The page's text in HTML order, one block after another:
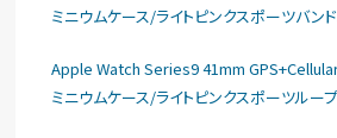
ミニウムケース/ライトピンクスポーツバン
Apple Watch Series9 41mm
ミニウムケース/ライトピンクスポーツルー